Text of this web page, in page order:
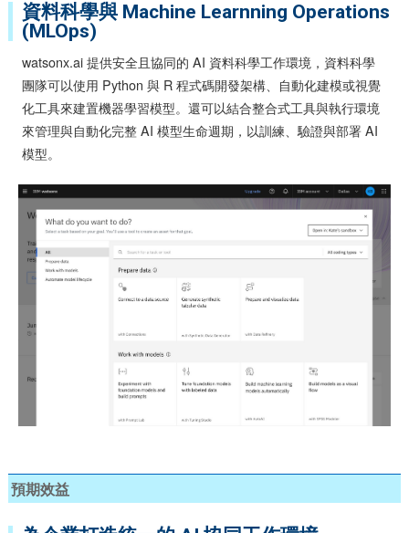
資料科學與 Machine Learnning Operations
(MLOps)
watsonx.ai 提供安全且協同的 AI 資料科學工作環境，資料科學
團隊可以使用 Python 與 R 程式碼開發架構、自動化建模或視覺
化工具來建置機器學習模型。還可以結合整合式工具與執行環境
來管理與自動化完整 AI 模型生命週期，以訓練、驗證與部署 AI
模型。
預期效益